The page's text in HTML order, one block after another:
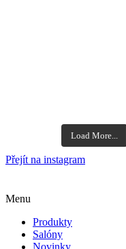
Load More...
Přejít na instagram
Menu
Produkty
Salóny
Novinky